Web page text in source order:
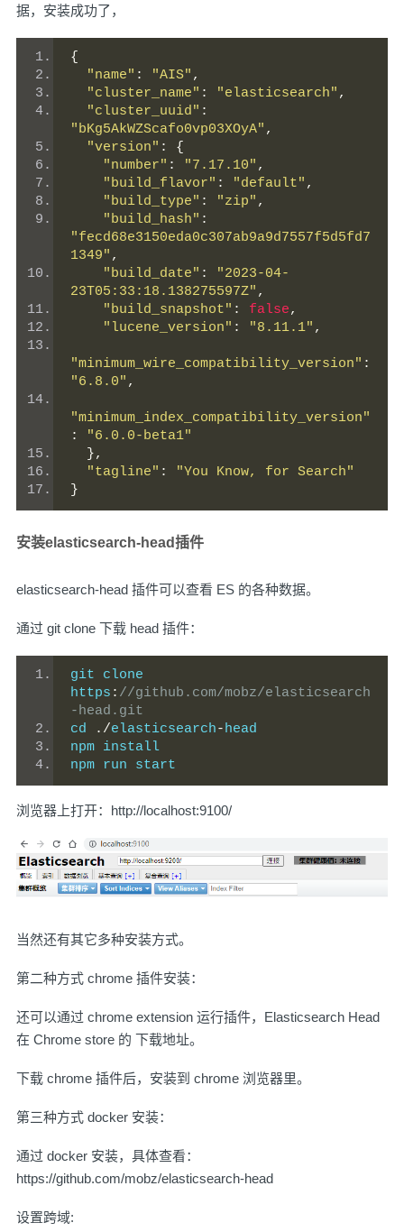
据，安装成功了，
{
"name" : "AIS" ,
"cluster_name" : "elasticsearch" ,
"cluster_uuid" :
"bKg5AkWZScafo0vp03XOyA" ,
"version" :
{
"number" : "7.17.10" ,
"build_flavor" : "default" ,
"build_type" : "zip" ,
"build_hash" :
"fecd68e3150eda0c307ab9a9d7557f5d5fd7
1349" ,
"build_date" :
"2023-04-
23T05:33:18.138275597Z" ,
"build_snapshot" : false,
"lucene_version" : "8.11.1" ,
"minimum_wire_compatibility_version" :
"6.8.0" ,
"minimum_index_compatibility_version"
:
"6.0.0-beta1"
},
"tagline" :
"You Know, for Search"
}
安装elasticsearch-head插件
elasticsearch-head 插件可以查看 ES 的各种数据。
通过 git clone 下载 head 插件：
git clone
https : //github.com/mobz/elasticsearch
-head.git
cd
./elasticsearch-head
npm install
npm run start
浏览器上打开： http://localhost:9100/
当然还有其它多种安装方式。
第二种方式 chrome 插件安装：
还可以通过 chrome extension 运行插件，Elasticsearch Head
在 Chrome store 的 下载地址。
下载 chrome 插件后，安装到 chrome 浏览器里。
第三种方式 docker 安装：
通过 docker 安装，具体查看：
https://github.com/mobz/elasticsearch-head
设置跨域: